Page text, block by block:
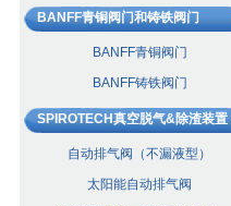
BANFF青铜阀门和铸铁阀门
BANFF青铜阀门
BANFF铸铁阀门
SPIROTECH真空脱气&除渣装置
自动排气阀（不漏液型）
太阳能自动排气阀